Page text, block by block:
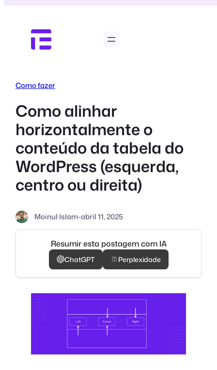
Como fazer
Como alinhar
horizontalmente o
conteúdo da tabela do
WordPress (esquerda,
centro ou direita)
Moinul Islam-abril 11, 2025
Resumir esta postagem com IA
ChatGPT Perplexidade